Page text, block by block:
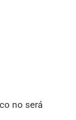
no será